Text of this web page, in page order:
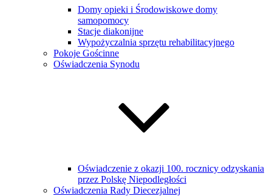
Domy opieki i Środowiskowe domy
samopomocy
Stacje diakonijne
Wypożyczalnia sprzętu rehabilitacyjnego
Pokoje Gościnne
Oświadczenia Synodu
Oświadczenie z okazji 100. rocznicy odzyskania
przez Polskę Niepodległości
Oświadczenia Rady Diecezjalnej